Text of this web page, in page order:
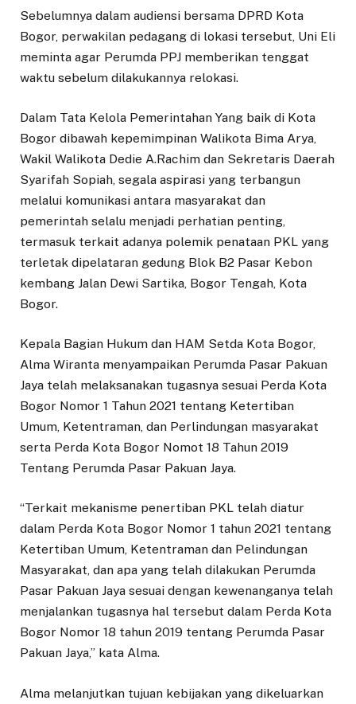
Sebelumnya dalam audiensi bersama DPRD Kota
Bogor, perwakilan pedagang di lokasi tersebut, Uni Eli
meminta agar Perumda PPJ memberikan tenggat
waktu sebelum dilakukannya relokasi.
Dalam Tata Kelola Pemerintahan Yang baik di Kota
Bogor dibawah kepemimpinan Walikota Bima Arya,
Wakil Walikota Dedie A.Rachim dan Sekretaris Daerah
Syarifah Sopiah, segala aspirasi yang terbangun
melalui komunikasi antara masyarakat dan
pemerintah selalu menjadi perhatian penting,
termasuk terkait adanya polemik penataan PKL yang
terletak dipelataran gedung Blok B2 Pasar Kebon
kembang Jalan Dewi Sartika, Bogor Tengah, Kota
Bogor.
Kepala Bagian Hukum dan HAM Setda Kota Bogor,
Alma Wiranta menyampaikan Perumda Pasar Pakuan
Jaya telah melaksanakan tugasnya sesuai Perda Kota
Bogor Nomor 1 Tahun 2021 tentang Ketertiban
Umum, Ketentraman, dan Perlindungan masyarakat
serta Perda Kota Bogor Nomot 18 Tahun 2019
Tentang Perumda Pasar Pakuan Jaya.
“Terkait mekanisme penertiban PKL telah diatur
dalam Perda Kota Bogor Nomor 1 tahun 2021 tentang
Ketertiban Umum, Ketentraman dan Pelindungan
Masyarakat, dan apa yang telah dilakukan Perumda
Pasar Pakuan Jaya sesuai dengan kewenanganya telah
menjalankan tugasnya hal tersebut dalam Perda Kota
Bogor Nomor 18 tahun 2019 tentang Perumda Pasar
Pakuan Jaya,” kata Alma.
Alma melanjutkan tujuan kebijakan yang dikeluarkan